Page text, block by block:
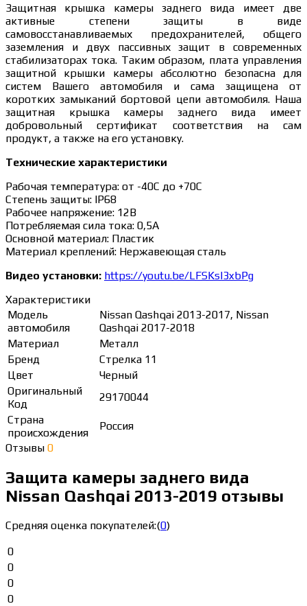
Защитная крышка камеры заднего вида имеет две
активные степени защиты в виде
самовосстанавливаемых предохранителей, общего
заземления и двух пассивных защит в современных
стабилизаторах тока. Таким образом, плата управления
защитной крышки камеры абсолютно безопасна для
систем Вашего автомобиля и сама защищена от
коротких замыканий бортовой цепи автомобиля. Наша
защитная крышка камеры заднего вида имеет
добровольный сертификат соответствия на сам
продукт, а также на его установку.
Технические характеристики
Рабочая температура: от -40С до +70С
Степень защиты: IP68
Рабочее напряжение: 12В
Потребляемая сила тока: 0,5А
Основной материал: Пластик
Материал креплений: Нержавеющая сталь
Видео установки: https://youtu.be/LFSKsI3xbPg
Характеристики
Модель
автомобиля
Nissan Qashqai 2013-2017, Nissan
Qashqai 2017-2018
Материал
Металл
Бренд
Стрелка 11
Цвет
Черный
Оригинальный
Код
29170044
Страна
происхождения
Россия
Отзывы 0
Защита камеры заднего вида
Nissan Qashqai 2013-2019 отзывы
Средняя оценка покупателей:(0)
0
0
0
0